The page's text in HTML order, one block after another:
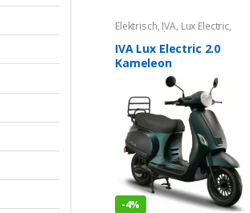
Elektrisch, IVA, Lux Electric,
Vespa Look
IVA Lux Electric 2.0
Kameleon
-4%